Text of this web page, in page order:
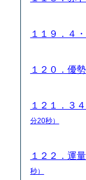
１１９．４
１２０．優
１２１．３
分20秒）
１２２．運
秒）